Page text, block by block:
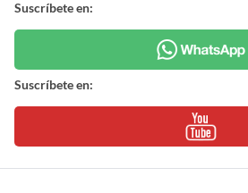
Suscríbete en:
Suscríbete en: